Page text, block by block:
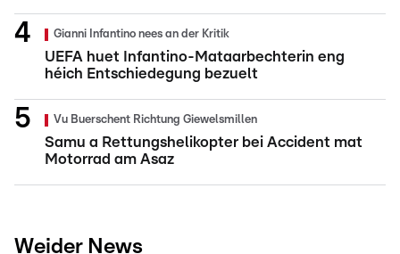
Gianni Infantino nees an der Kritik
UEFA huet Infantino-Mataarbechterin eng
héich Entschiedegung bezuelt
Vu Buerschent Richtung Giewelsmillen
Samu a Rettungshelikopter bei Accident mat
Motorrad am Asaz
Weider News